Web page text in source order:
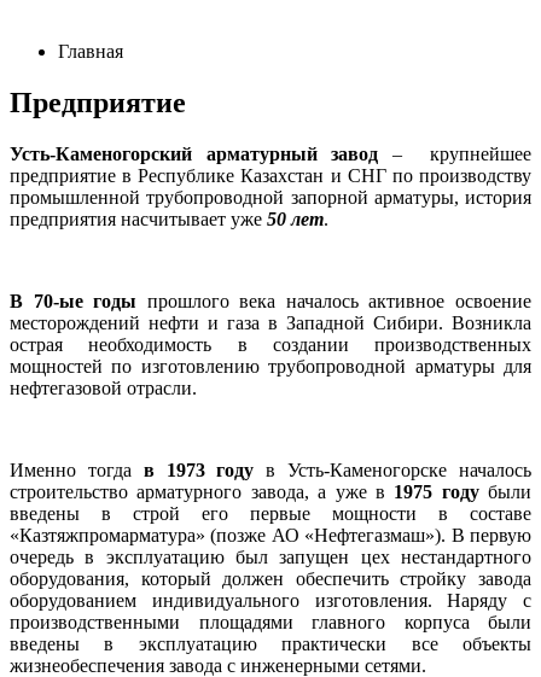
Главная
Предприятие
Усть-Каменогорский арматурный завод – крупнейшее
предприятие в Республике Казахстан и СНГ по производству
промышленной трубопроводной запорной арматуры, история
предприятия насчитывает уже 50 лет.
В 70-ые годы прошлого века началось активное освоение
месторождений нефти и газа в Западной Сибири. Возникла
острая необходимость в создании производственных
мощностей по изготовлению трубопроводной арматуры для
нефтегазовой отрасли.
Именно тогда в 1973 году в Усть-Каменогорске началось
строительство арматурного завода, а уже в 1975 годубыли
введены в строй его первые мощности в составе
«Казтяжпромарматура» (позже АО «Нефтегазмаш»). В первую
очередь в эксплуатацию был запущен цех нестандартного
оборудования, который должен обеспечить стройку завода
оборудованием индивидуального изготовления. Наряду с
производственными площадями главного корпуса были
введены в эксплуатацию практически все объекты
жизнеобеспечения завода с инженерными сетями.